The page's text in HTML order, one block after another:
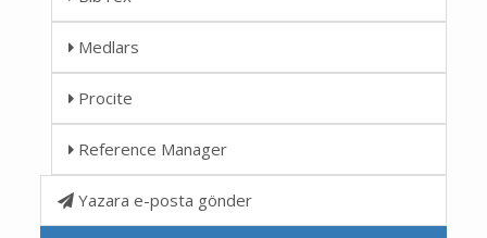
Medlars
Procite
Reference Manager
Yazara e-posta gönder